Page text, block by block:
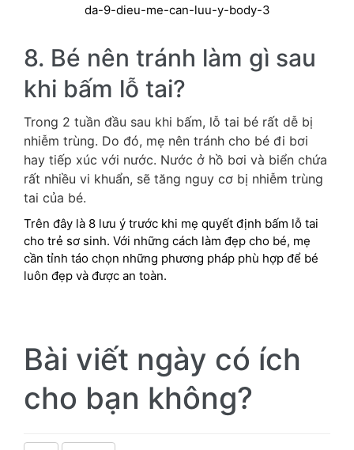
8. Bé nên tránh làm gì sau
khi bấm lỗ tai?
Trong 2 tuần đầu sau khi bấm, lỗ tai bé rất dễ bị
nhiễm trùng. Do đó, mẹ nên tránh cho bé đi bơi
hay tiếp xúc với nước. Nước ở hồ bơi và biển chứa
rất nhiều vi khuẩn, sẽ tăng nguy cơ bị nhiễm trùng
tai của bé.
Trên đây là 8 lưu ý trước khi mẹ quyết định bấm lỗ tai
cho trẻ sơ sinh. Với những cách làm đẹp cho bé, mẹ
cần tỉnh táo chọn những phương pháp phù hợp để bé
luôn đẹp và được an toàn.
Bài viết ngày có ích
cho bạn không?